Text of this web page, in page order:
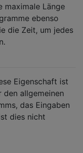
maximale Länge
ebenso
die Zeit, um jedes
Eigenschaft ist
den allgemeinen
das Eingaben
dies nicht